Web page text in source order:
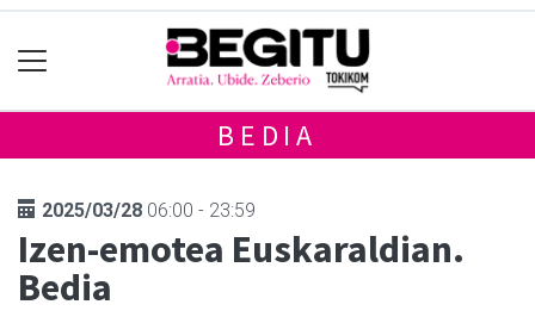
BEDIA
2025/03/28 06:00 - 23:59
Izen-emotea Euskaraldian.
Bedia